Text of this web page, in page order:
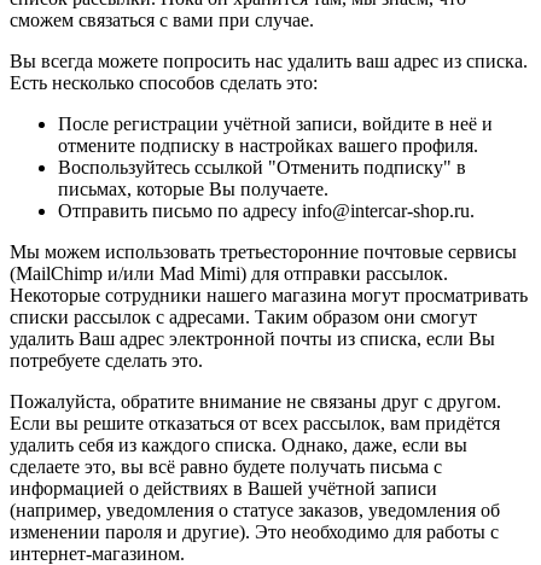
сможем связаться с вами при случае.
Вы всегда можете попросить нас удалить ваш адрес из списка.
Есть несколько способов сделать это:
После регистрации учётной записи, войдите в неё и
отмените подписку в настройках вашего профиля.
Воспользуйтесь ссылкой "Отменить подписку" в
письмах, которые Вы получаете.
Отправить письмо по адресу info@intercar-shop.ru.
Мы можем использовать третьесторонние почтовые сервисы
(MailChimp и/или Mad Mimi) для отправки рассылок.
Некоторые сотрудники нашего магазина могут просматривать
списки рассылок с адресами. Таким образом они смогут
удалить Ваш адрес электронной почты из списка, если Вы
потребуете сделать это.
Пожалуйста, обратите внимание не связаны друг с другом.
Если вы решите отказаться от всех рассылок, вам придётся
удалить себя из каждого списка. Однако, даже, если вы
сделаете это, вы всё равно будете получать письма с
информацией о действиях в Вашей учётной записи
(например, уведомления о статусе заказов, уведомления об
изменении пароля и другие). Это необходимо для работы с
интернет-магазином.